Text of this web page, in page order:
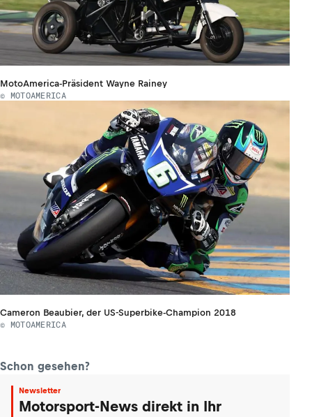
MotoAmerica-Präsident Wayne Rainey
© MOTOAMERICA
Cameron Beaubier, der US-Superbike-Champion 2018
© MOTOAMERICA
Schon gesehen?
Newsletter
Motorsport-News direkt in Ihr